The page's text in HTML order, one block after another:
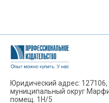
Юридический адрес: 127106,
муниципальный округ
помещ. 1Н/5